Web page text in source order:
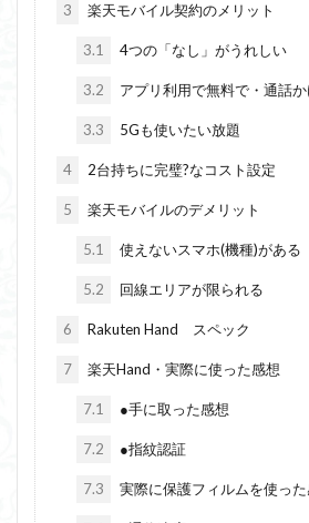
3 楽天モバイル契約のメリット
3.1 4つの「なし」がうれしい
3.2 アプリ利用で無料で・通話
3.3 5Gも使いたい放題
4 2台持ちに完璧?なコスト設定
5 楽天モバイルのデメリット
5.1 使えないスマホ(機種)がある
5.2 回線エリアが限られる
6 Rakuten Hand スペック
7 楽天Hand・実際に使った感想
7.1 ●手に取った感想
7.2 ●指紋認証
7.3 実際に保護フィルムを使った